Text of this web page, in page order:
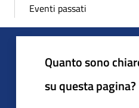
Eventi passati
Quanto sono
su questa pagina?